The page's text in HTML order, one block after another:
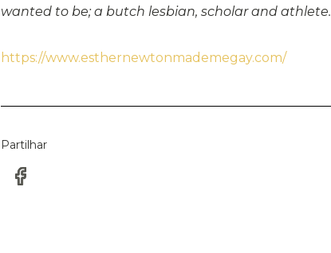
wanted to be; a butch lesbian, scholar and athlete.
https://www.esthernewtonmademegay.com/
Partilhar